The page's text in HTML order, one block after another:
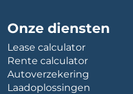
Onze diensten
Lease calculator
Rente calculator
Autoverzekering
Laadoplossingen